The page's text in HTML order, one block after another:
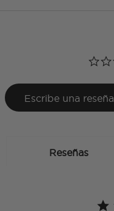
Escribe una reseña
Reseñas